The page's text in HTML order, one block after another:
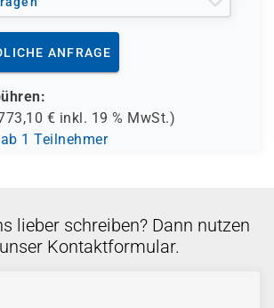
ANFRAGE
€ inkl. 19 % MwSt.)
1 Teilnehmer
lieber schreiben? Dann nutzen
Kontaktformular.